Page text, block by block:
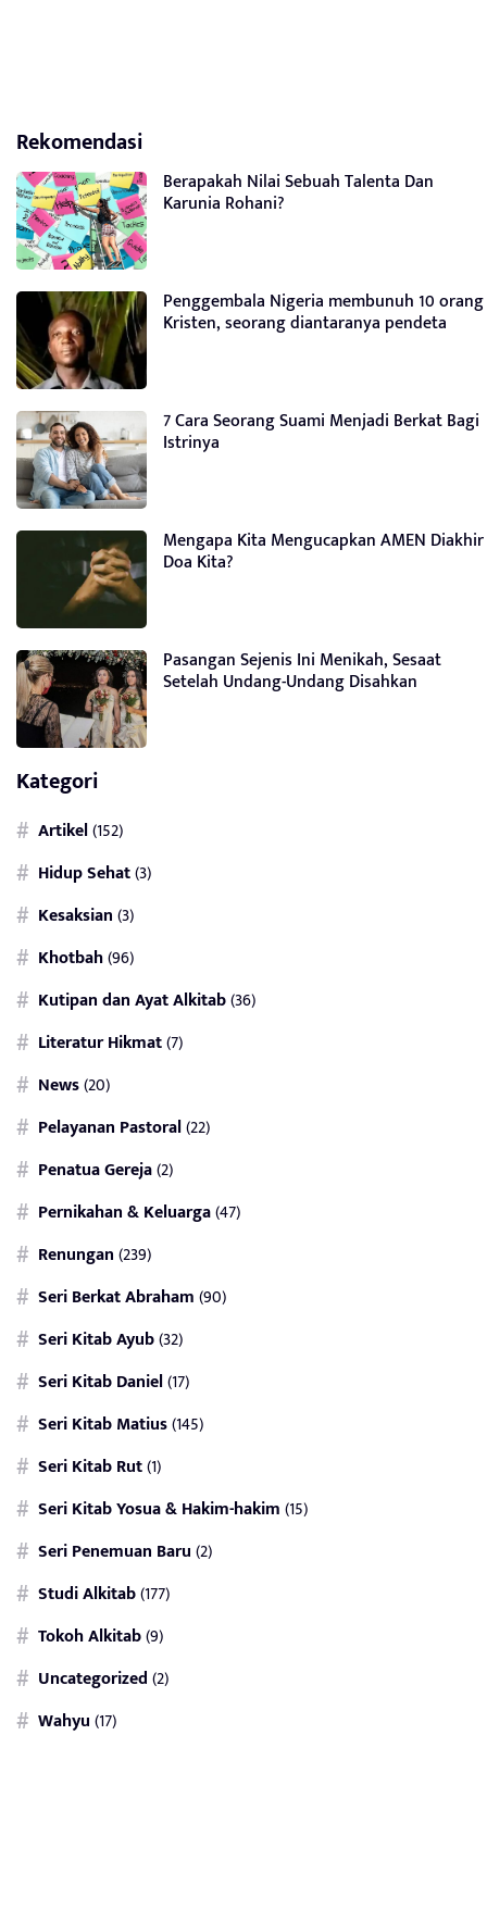
Rekomendasi
Berapakah Nilai Sebuah Talenta Dan
Karunia Rohani?
Penggembala Nigeria membunuh 10 orang
Kristen, seorang diantaranya pendeta
7 Cara Seorang Suami Menjadi Berkat Bagi
Istrinya
Mengapa Kita Mengucapkan AMEN Diakhir
Doa Kita?
Pasangan Sejenis Ini Menikah, Sesaat
Setelah Undang-Undang Disahkan
Kategori
Artikel(152)
Hidup Sehat(3)
Kesaksian(3)
Khotbah(96)
Kutipan dan Ayat Alkitab(36)
Literatur Hikmat(7)
News(20)
Pelayanan Pastoral(22)
Penatua Gereja(2)
Pernikahan & Keluarga(47)
Renungan(239)
Seri Berkat Abraham(90)
Seri Kitab Ayub(32)
Seri Kitab Daniel(17)
Seri Kitab Matius(145)
Seri Kitab Rut(1)
Seri Kitab Yosua & Hakim-hakim(15)
Seri Penemuan Baru(2)
Studi Alkitab(177)
Tokoh Alkitab(9)
Uncategorized(2)
Wahyu(17)